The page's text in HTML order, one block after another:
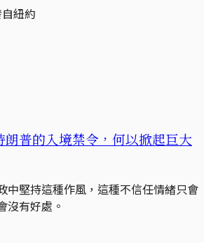
紐約
朗普的入境禁令，何以掀起巨大
中堅持這種作風，這種不信任情緒只會
沒有好處。